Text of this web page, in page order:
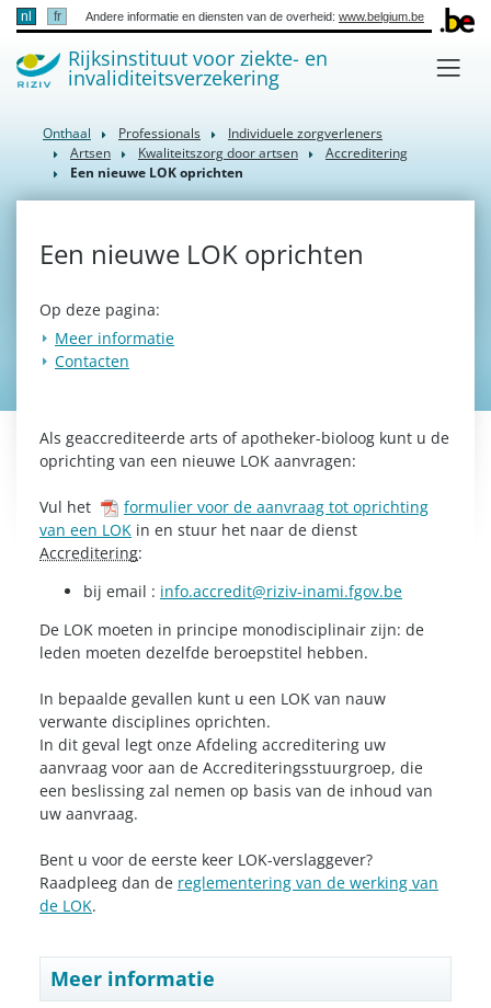
nl fr Andere informatie en diensten van de overheid: www.belgium.be
Rijksinstituut voor ziekte- en
invaliditeitsverzekering
Onthaal Professionals
Individuele zorgverleners
Artsen
Kwaliteitszorg door artsen
Accreditering
Een nieuwe LOK oprichten
Een nieuwe LOK oprichten
Op deze pagina:
Meer informatie
Contacten
Als geaccrediteerde arts of apotheker-bioloog kunt u de
oprichting van een nieuwe LOK aanvragen:
Vul het
formulier voor de aanvraag tot oprichting
van een LOK in en stuur het naar de dienst
Accreditering:
bij email : info.accredit@riziv-inami.fgov.be
De LOK moeten in principe monodisciplinair zijn: de
leden moeten dezelfde beroepstitel hebben.
In bepaalde gevallen kunt u een LOK van nauw
verwante disciplines oprichten.
In dit geval legt onze Afdeling accreditering uw
aanvraag voor aan de Accrediteringsstuurgroep, die
een beslissing zal nemen op basis van de inhoud van
uw aanvraag.
Bent u voor de eerste keer LOK-verslaggever?
Raadpleeg dan de reglementering van de werking van
de LOK.
Meer informatie